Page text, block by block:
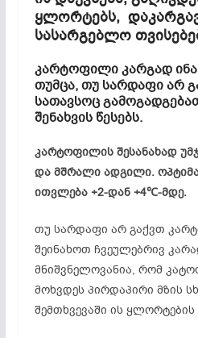
ყლორტებს,
სასარგებლო
კარტოფილი კარგად
თუმცა, თუ სარდაფი არ
სათავსოც
შენახვის წესებს.
კარტოფილის შესანახად
და მშრალი ადგილი.
ითვლება +2-დან +4℃-მდე.
თუ სარდაფი არ გაქვთ
შეინახოთ ჩვეულებრივ
მნიშვნელოვანია, რომ
მოხვდეს პირდაპირი მზის
შემთხვევაში ის ყლორტების